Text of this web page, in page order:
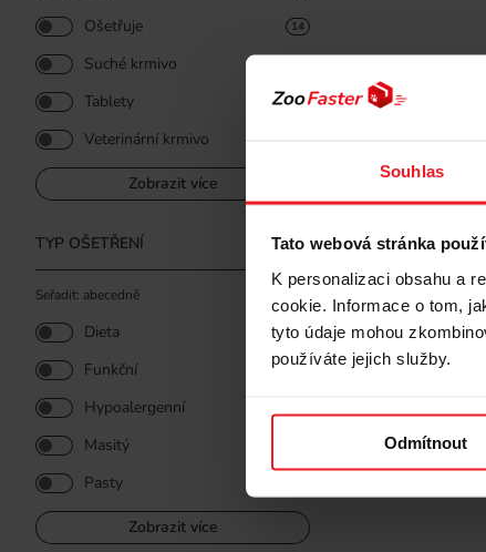
Souhlas
Tato webová stránka
K personalizaci obsahu a
cookie. Informace o tom,
tyto údaje mohou
používáte jejich služby.
Odmítnout
ANIMAL
215
Ošetřuje 14
Suché krmivo
Tablety 2
Veterinární krmivo
Zobrazit více
TYP OŠETŘENÍ
Seřadit: abecedně
Dieta 3
Funkční
Hypoalergenní
Masitý
Pasty
Zobrazit více